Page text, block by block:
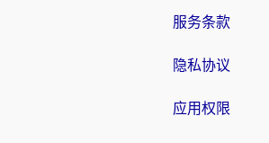
服务条款
隐私协议
应用权限